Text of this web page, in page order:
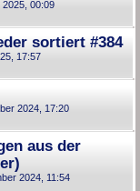
00:09
sortiert #384
17:57
2024, 17:20
aus der
2024, 11:54